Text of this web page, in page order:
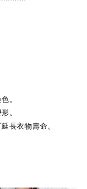
。
。
長衣物壽命。